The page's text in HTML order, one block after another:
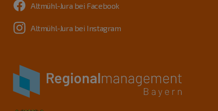
Altmühl-Jura bei Facebook
Altmühl-Jura bei Instagram